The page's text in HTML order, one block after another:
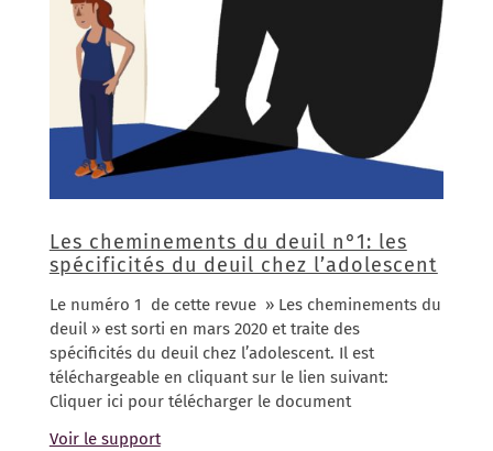
Les cheminements du deuil n°1: les
spécificités du deuil chez l’adolescent
Le numéro 1 de cette revue » Les cheminements du
deuil » est sorti en mars 2020 et traite des
spécificités du deuil chez l’adolescent. Il est
téléchargeable en cliquant sur le lien suivant:
Cliquer ici pour télécharger le document
Voir le support